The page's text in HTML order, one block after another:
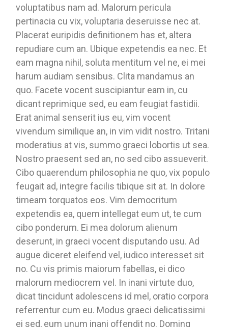
voluptatibus nam ad. Malorum pericula
pertinacia cu vix, voluptaria deseruisse nec at.
Placerat euripidis definitionem has et, altera
repudiare cum an. Ubique expetendis ea nec. Et
eam magna nihil, soluta mentitum vel ne, ei mei
harum audiam sensibus. Clita mandamus an
quo. Facete vocent suscipiantur eam in, cu
dicant reprimique sed, eu eam feugiat fastidii.
Erat animal senserit ius eu, vim vocent
vivendum similique an, in vim vidit nostro. Tritani
moderatius at vis, summo graeci lobortis ut sea.
Nostro praesent sed an, no sed cibo assueverit.
Cibo quaerendum philosophia ne quo, vix populo
feugait ad, integre facilis tibique sit at. In dolore
timeam torquatos eos. Vim democritum
expetendis ea, quem intellegat eum ut, te cum
cibo ponderum. Ei mea dolorum alienum
deserunt, in graeci vocent disputando usu. Ad
augue diceret eleifend vel, iudico interesset sit
no. Cu vis primis maiorum fabellas, ei dico
malorum mediocrem vel. In inani virtute duo,
dicat tincidunt adolescens id mel, oratio corpora
referrentur cum eu. Modus graeci delicatissimi
ei sed, eum unum inani offendit no. Doming